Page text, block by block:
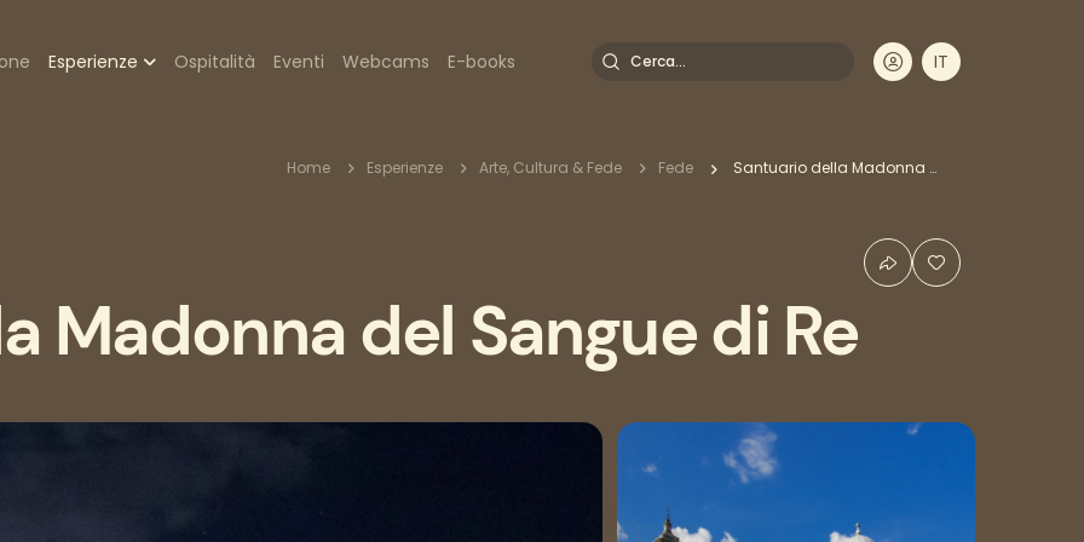
Esperienze Ospitalità Eventi Webcams E-books Cerca
IT
EN
FR
DE
Briciole
pane
Home Esperienze Arte, Cultura & Fede Fede Santuario della Madonna del Sangue di Re
Madonna del Sangue di Re